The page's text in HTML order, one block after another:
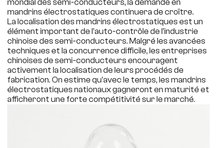
mondial des semi-conducteurs, la demande en
mandrins électrostatiques continuera de croître.
La localisation des mandrins électrostatiques est un
élément important de l'auto-contrôle de l'industrie
chinoise des semi-conducteurs. Malgré les avancées
techniques et la concurrence difficile, les entreprises
chinoises de semi-conducteurs encouragent
activement la localisation de leurs procédés de
fabrication. On estime qu'avec le temps, les mandrins
électrostatiques nationaux gagneront en maturité et
afficheront une forte compétitivité sur le marché.